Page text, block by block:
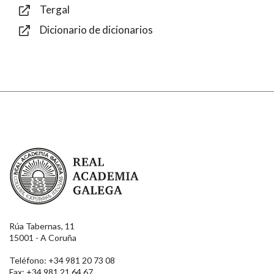
Tergal
Dicionario de dicionarios
Real Academia Galega
Rúa Tabernas, 11
15001 - A Coruña
Teléfono: +34 981 20 73 08
Fax: +34 981 21 64 67